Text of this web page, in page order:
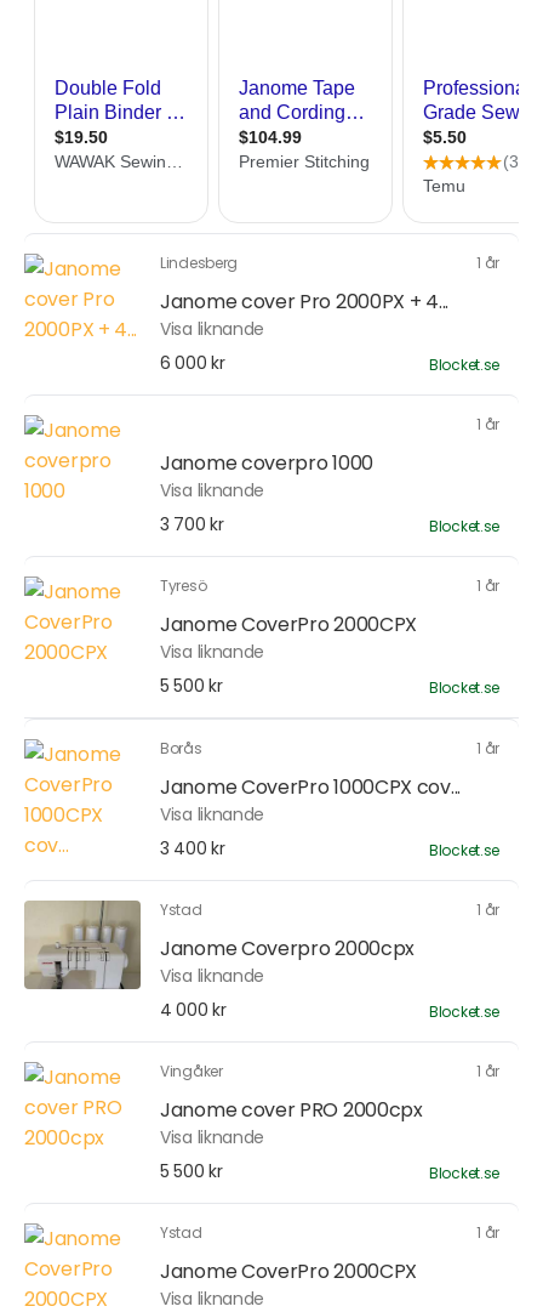
Lindesberg 1 år
Janome cover Pro 2000PX + 4...
Visa liknande
6 000 kr
Blocket.se
1 år
Janome coverpro 1000
Visa liknande
3 700 kr
Blocket.se
Tyresö 1 år
Janome CoverPro 2000CPX
Visa liknande
5 500 kr
Blocket.se
Borås 1 år
Janome CoverPro 1000CPX cov...
Visa liknande
3 400 kr
Blocket.se
Ystad 1 år
Janome Coverpro 2000cpx
Visa liknande
4 000 kr
Blocket.se
Vingåker 1 år
Janome cover PRO 2000cpx
Visa liknande
5 500 kr
Blocket.se
Ystad 1 år
Janome CoverPro 2000CPX
Visa liknande